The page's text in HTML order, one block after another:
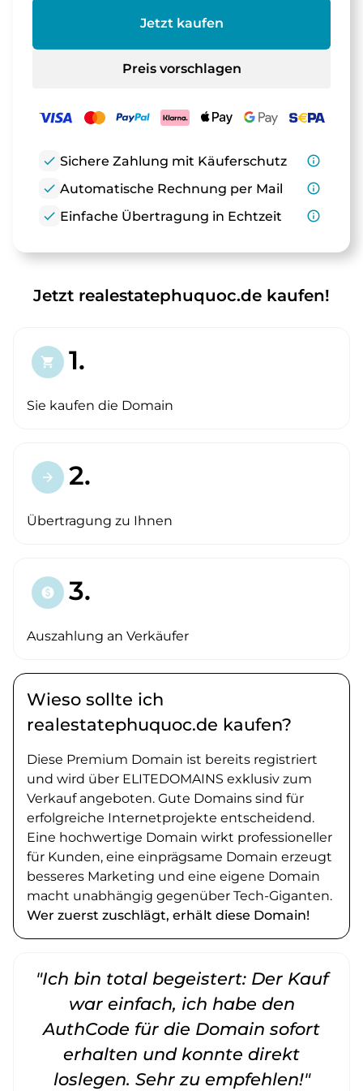
Jetzt kaufen
Preis vorschlagen
check Sichere Zahlung mit Käuferschutz
info_outline
check Automatische Rechnung per Mail
info_outline
check Einfache Übertragung in Echtzeit info_outline
Jetzt realestatephuquoc.de kaufen!
shopping_cart 1.
Sie kaufen die Domain
arrow_forward 2.
Übertragung zu Ihnen
paid 3.
Auszahlung an Verkäufer
Wieso sollte ich
realestatephuquoc.de kaufen?
Diese Premium Domain ist bereits registriert
und wird über ELITEDOMAINS exklusiv zum
Verkauf angeboten. Gute Domains sind für
erfolgreiche Internetprojekte entscheidend.
Eine hochwertige Domain wirkt professioneller
für Kunden, eine einprägsame Domain erzeugt
besseres Marketing und eine eigene Domain
macht unabhängig gegenüber Tech-Giganten.
Wer zuerst zuschlägt, erhält diese Domain!
"Ich bin total begeistert: Der Kauf
war einfach, ich habe den
AuthCode für die Domain sofort
erhalten und konnte direkt
loslegen. Sehr zu empfehlen!"